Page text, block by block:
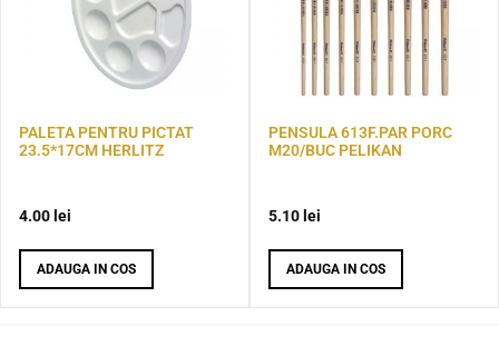
PALETA PENTRU PICTAT
23.5*17CM HERLITZ
4.00 lei
ADAUGA IN COS
PENSULA 613F.PAR PORC
M20/BUC PELIKAN
5.10 lei
ADAUGA IN COS